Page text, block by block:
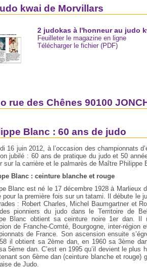
kwai de Morvillars
2 judokas à l'honneur au judo
Feuilleter le magazine en ligne
Télécharger le fichier (PDF)
rue des Chênes 90100
Blanc : 60 ans de judo
16 juin 2012, à l’occasion des championnats
jubilé : 60 ans de pratique du judo et 50
sur la carrière et le palmarès de Maître Philippe
Blanc : ceinture blanche et rouge
Blanc est né le 17 décembre 1928 à Marlieux
pour la première fois sur un tatami. Il débute le
: Robert Charles, Michel Baumgartner et
pionniers du judo dans le Territoire de
Blanc obtient sa ceinture noire 1er dan. Il
de Franche-Comté, Bourgogne, inter-région
de France. Son ascension ensuite
il obtient sa 2ème dan, en 1960 sa 3ème
5ème dan. C’est en 1995 qu’il devient le plus
son 6ème dan (ceinture blanche et rouge)
de Judo.